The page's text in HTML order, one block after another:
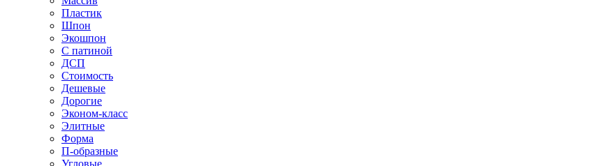
Пластик
Шпон
Экошпон
С патиной
ДСП
Стоимость
Дешевые
Дорогие
Эконом-класс
Элитные
Форма
П-образные
Угловые